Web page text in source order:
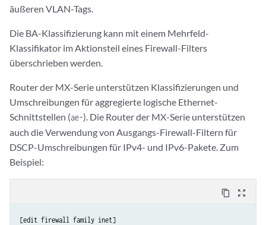
äußeren VLAN-Tags.
Die BA-Klassifizierung kann mit einem Mehrfeld-
Klassifikator im Aktionsteil eines Firewall-Filters
überschrieben werden.
Router der MX-Serie unterstützen Klassifizierungen und
Umschreibungen für aggregierte logische Ethernet-
Schnittstellen (ae-). Die Router der MX-Serie unterstützen
auch die Verwendung von Ausgangs-Firewall-Filtern für
DSCP-Umschreibungen für IPv4- und IPv6-Pakete. Zum
Beispiel:
content_copy zoom_out_map
[edit firewall family inet]